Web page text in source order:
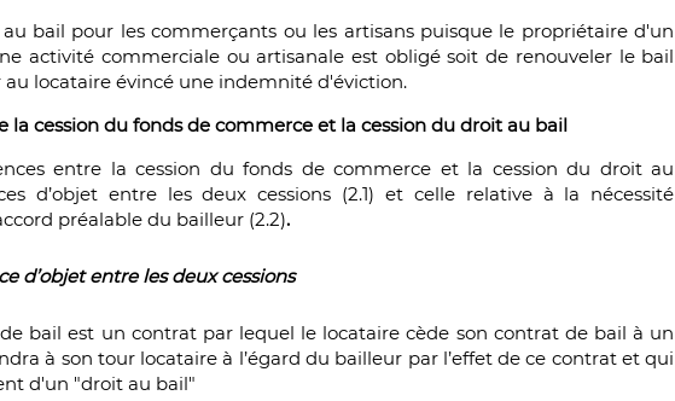
bail pour les commerçants ou les artisans puisque le propriétaire d'un
activité commerciale ou artisanale est obligé soit de renouveler le bail
au locataire évincé une indemnité d'éviction.
la cession du fonds de commerce et la cession du droit au bail
entre la cession du fonds de commerce et la cession du droit au
d’objet entre les deux cessions (2.1) et celle relative à la nécessité
préalable du bailleur (2.2).
d’objet entre les deux cessions
bail est un contrat par lequel le locataire cède son contrat de bail à un
à son tour locataire à l’égard du bailleur par l’effet de ce contrat et qui
d'un "droit au bail"